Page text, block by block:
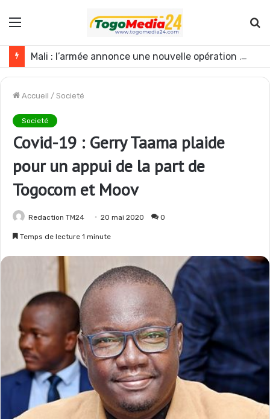
Menu
Mali : l’armée annonce une nouvelle opération contre les GAT près de Dagabory
Accueil / Societé
Societé
Covid-19 : Gerry Taama plaide
pour un appui de la part de
Togocom et Moov
Redaction TM24 20 mai 2020 0
Temps de lecture 1 minute